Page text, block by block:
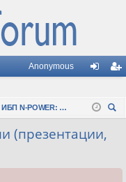
Anonymous
д ис
ия
ИБП N-POWER: новые модели (презентации, фотосессии, обзоры)
(презентации,